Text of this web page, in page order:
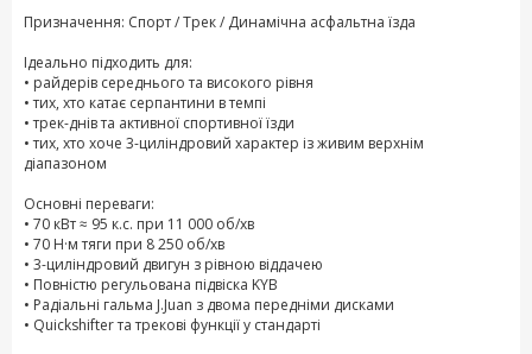
Призначення: Спорт / Трек / Динамічна асфальтна їзда
Ідеально підходить для:
• райдерів середнього та високого рівня
• тих, хто катає серпантини в темпі
• трек-днів та активної спортивної їзди
• тих, хто хоче 3-циліндровий характер із живим верхнім
діапазоном
Основні переваги:
• 70 кВт ≈ 95 к.с. при 11 000 об/хв
• 70 Н·м тяги при 8 250 об/хв
• 3-циліндровий двигун з рівною віддачею
• Повністю регульована підвіска KYB
• Радіальні гальма J.Juan з двома передніми дисками
• Quickshifter та трекові функції у стандарті